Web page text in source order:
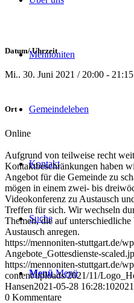
Mennoniten
Gemeindeleben
Kontakt
Suche
Menü Menü
Datum/ Uhrzeit
Mi.. 30. Juni 2021 / 20:00 -
Ort
Online
Aufgrund von teilweise recht
Kontaktbeschränkungen haben
Angebot für die Gemeinde zu
mögen in einem zwei- bis
Videokonferenz zu Austausch
Treffen für sich. Wir wechseln
Themen, die auf
Austausch anregen.
https://mennoniten-stuttgart.de/
Angebote_Gottesdienste-
https://mennoniten-stuttgart.de/
content/uploads/2021/11/
Hansen2021-05-28 16:28:10
0 Kommentare